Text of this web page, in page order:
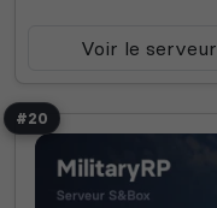
Voir le serveur
#20